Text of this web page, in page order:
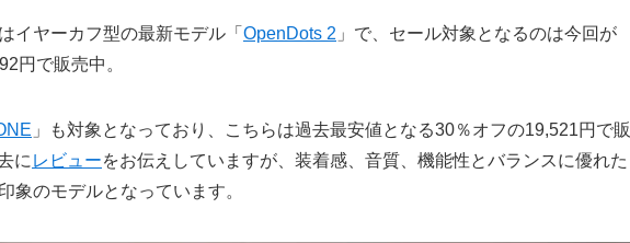
イヤーカフ型の最新モデル「 OpenDots 2 」で、セール対象となるのは今回が
円で販売中。
」も対象となっており、こちらは過去最安値となる30％オフの19,521円で販
に レビューをお伝えしていますが、装着感、音質、機能性とバランスに優れた
象のモデルとなっています。